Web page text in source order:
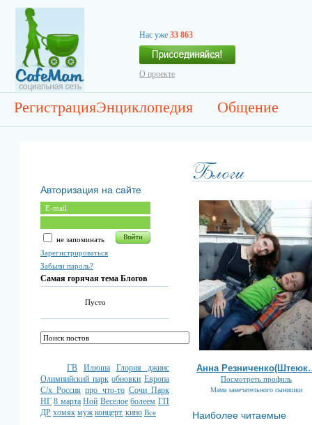
Нас уже 33 863
О проекте
РегистрацияЭнциклопедия Общение
Авторизация на сайте
не запоминать
Зарегистрироваться
Забыли пароль?
Самая горячая тема Блогов
Пусто
ГВ Илюша
Глория джинс
Олимпийский парк обновки Европа
С/х Россия про что-то Сочи Парк
НГ 8 марта Ной Веселое болеем ГП
ДР хомяк муж концерт. кино Все
Анна
Посмотреть профиль
Мама замечательного сынишки
Наиболее читаемые